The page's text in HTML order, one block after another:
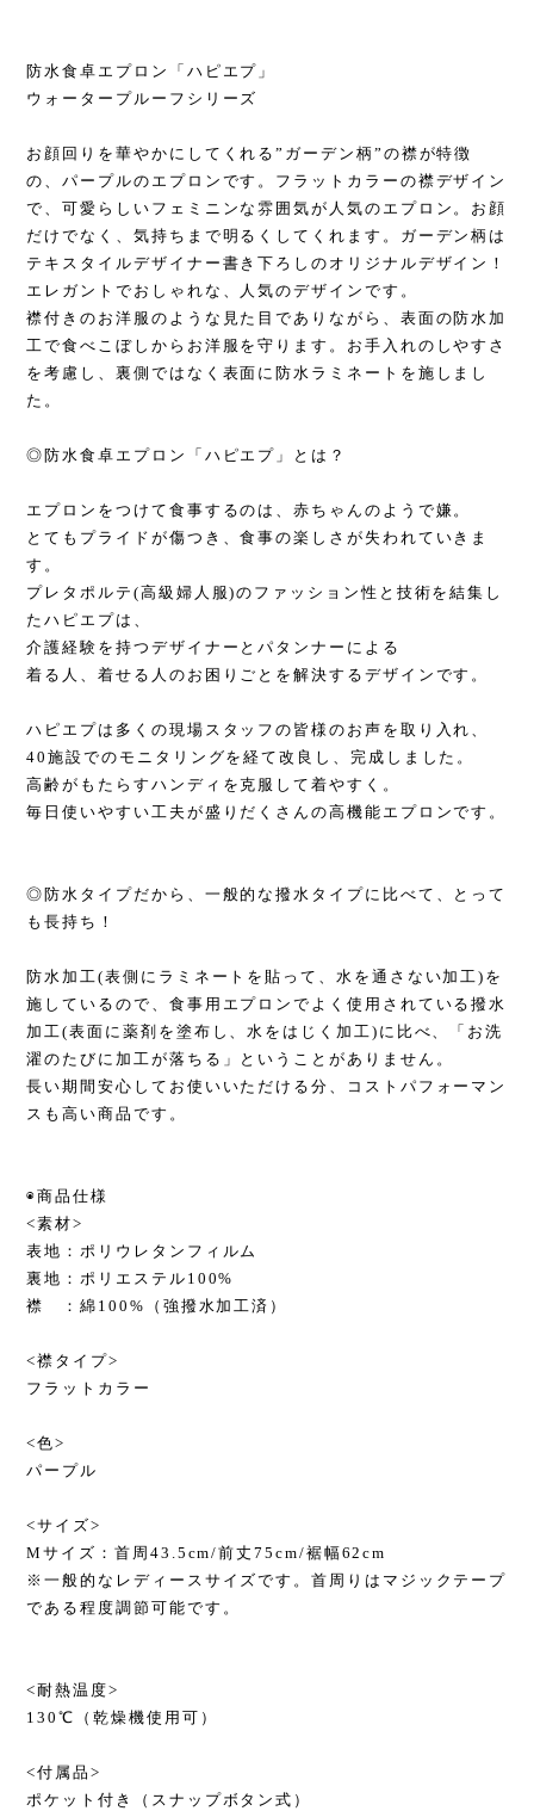
防水食卓エプロン「ハピエプ」
ウォータープルーフシリーズ
お顔回りを華やかにしてくれる”ガーデン柄”の襟が特徴
の、パープルのエプロンです。フラットカラーの襟デザイン
で、可愛らしいフェミニンな雰囲気が人気のエプロン。お顔
だけでなく、気持ちまで明るくしてくれます。ガーデン柄は
テキスタイルデザイナー書き下ろしのオリジナルデザイン！
エレガントでおしゃれな、人気のデザインです。
襟付きのお洋服のような見た目でありながら、表面の防水加
工で食べこぼしからお洋服を守ります。お手入れのしやすさ
を考慮し、裏側ではなく表面に防水ラミネートを施しまし
た。
◎防水食卓エプロン「ハピエプ」とは？
エプロンをつけて食事するのは、赤ちゃんのようで嫌。
とてもプライドが傷つき、食事の楽しさが失われていきま
す。
プレタポルテ(高級婦人服)のファッション性と技術を結集し
たハピエプは、
介護経験を持つデザイナーとパタンナーによる
着る人、着せる人のお困りごとを解決するデザインです。
ハピエプは多くの現場スタッフの皆様のお声を取り入れ、
40施設でのモニタリングを経て改良し、完成しました。
高齢がもたらすハンディを克服して着やすく。
毎日使いやすい工夫が盛りだくさんの高機能エプロンです。
◎防水タイプだから、一般的な撥水タイプに比べて、とって
も長持ち！
防水加工(表側にラミネートを貼って、水を通さない加工)を
施しているので、食事用エプロンでよく使用されている撥水
加工(表面に薬剤を塗布し、水をはじく加工)に比べ、「お洗
濯のたびに加工が落ちる」ということがありません。
長い期間安心してお使いいただける分、コストパフォーマン
スも高い商品です。
◉商品仕様
<素材>
表地：ポリウレタンフィルム
裏地：ポリエステル100%
襟 ：綿100%（強撥水加工済）
<襟タイプ>
フラットカラー
<色>
パープル
<サイズ>
Mサイズ：首周43.5cm/前丈75cm/裾幅62cm
※一般的なレディースサイズです。首周りはマジックテープ
である程度調節可能です。
<耐熱温度>
130℃（乾燥機使用可）
<付属品>
ポケット付き（スナップボタン式）